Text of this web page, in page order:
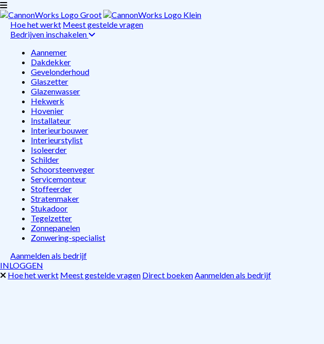
Hoe het werkt Meest gestelde vragen
Bedrijven inschakelen
Aannemer
Dakdekker
Gevelonderhoud
Glaszetter
Glazenwasser
Hekwerk
Hovenier
Installateur
Interieurbouwer
Interieurstylist
Isoleerder
Schilder
Schoorsteenveger
Servicemonteur
Stoffeerder
Stratenmaker
Stukadoor
Tegelzetter
Zonnepanelen
Zonwering-specialist
Aanmelden als bedrijf
INLOGGEN
Hoe het werkt Meest gestelde vragen Direct boekenAanmelden als bedrijf